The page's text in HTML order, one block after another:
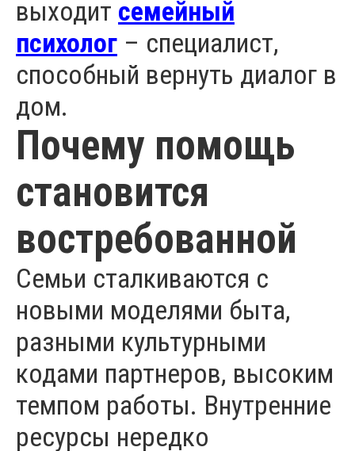
выходит семейный
психолог – специалист,
способный вернуть диалог в
дом.
Почему помощь
становится
востребованной
Семьи сталкиваются с
новыми моделями быта,
разными культурными
кодами партнеров, высоким
темпом работы. Внутренние
ресурсы нередко